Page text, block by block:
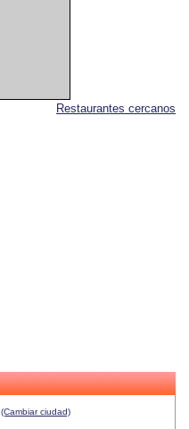
Restaurantes cercanos
(Cambiar ciudad)